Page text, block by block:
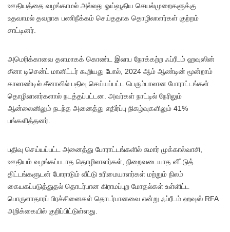
ஊதியத்தை வழங்காமல் அல்லது ஓய்வூதிய செயல்முறைகளுக்கு
உதவாமல் தவறாக பணிநீக்கம் செய்ததாக தொழிலாளர்கள் குற்றம்
சாட்டினர்.
அமெரிக்காவை தளமாகக் கொண்ட இலாப நோக்கற்ற ஃப்ரீடம் ஹவுஸின்
சீனா டிசென்ட் மானிட்டர் கூறியது போல், 2024 ஆம் ஆண்டின் மூன்றாம்
காலாண்டில் சீனாவில் பதிவு செய்யப்பட்ட பெரும்பாலான போராட்டங்கள்
தொழிலாளர்களால் நடத்தப்பட்டன. அவர்கள் நாட்டில் நேரிலும்
ஆன்லைனிலும் நடந்த அனைத்து எதிர்ப்பு நிகழ்வுகளிலும் 41%
பங்களித்தனர்.
பதிவு செய்யப்பட்ட அனைத்து போராட்டங்களில் சுமார் முக்கால்வாசி,
ஊதியம் வழங்கப்படாத தொழிலாளர்கள், நிறைவடையாத வீட்டுத்
திட்டங்களுடன் போராடும் வீட்டு உரிமையாளர்கள் மற்றும் நிலம்
கையகப்படுத்துதல் தொடர்பான கிராமப்புற மோதல்கள் உள்ளிட்ட
பொருளாதாரப் பிரச்சினைகள் தொடர்பானவை என்று ஃப்ரீடம் ஹவுஸ் RFA
அறிக்கையில் குறிப்பிட்டுள்ளது.